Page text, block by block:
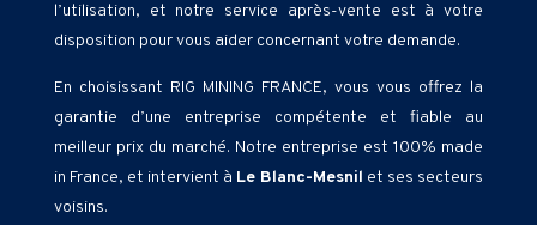
l’utilisation, et notre service après-vente est à votre
disposition pour vous aider concernant votre demande.
En choisissant RIG MINING FRANCE, vous vous offrez la
garantie d’une entreprise compétente et fiable au
meilleur prix du marché. Notre entreprise est 100% made
in France, et intervient à Le Blanc-Mesnil et ses secteurs
voisins.